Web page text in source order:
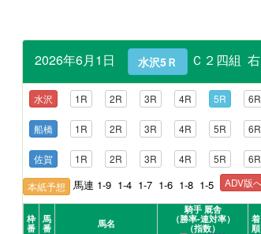
2026年6月1日 水沢5Ｒ Ｃ２四組
水沢 1R 2R 3R 4R 5R 6R
船橋 1R 2R 3R 4R 5R 6R
佐賀 1R 2R 3R 4R 5R 6R
本紙予想 馬連 1-9 1-4 1-7 1-6 1-8 1-5 ADV版
枠
番
馬
番
馬名
騎手 厩舎
（勝率-連対率）
（指数）
着
順